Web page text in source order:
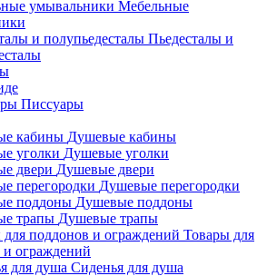
Мебельные
Пьедесталы и
Писсуары
Душевые кабины
Душевые уголки
Душевые двери
Душевые перегородки
Душевые поддоны
Душевые трапы
Товары для
ограждений
Сиденья для душа